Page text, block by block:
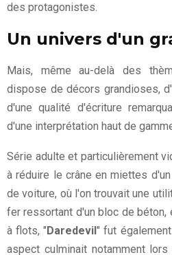
des protagonistes.
Un univers d'un
Mais, même au-delà des
dispose de décors grandioses,
d'une qualité d'écriture
d'une interprétation haut de
Série adulte et particulièrement
à réduire le crâne en miettes
de voiture, où l'on trouvait une
fer ressortant d'un bloc de béton,
à flots, " Daredevil" fut
aspect culminait notamment